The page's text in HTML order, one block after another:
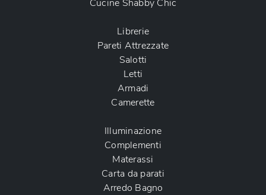
Cucine Shabby Chic
Librerie
Pareti Attrezzate
Salotti
Letti
Armadi
Camerette
Illuminazione
Complementi
Materassi
Carta da parati
Arredo Bagno